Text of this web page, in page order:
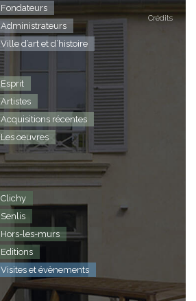
Crédits
Fondateurs
Administrateurs
Ville d’art et d’histoire
Esprit
Artistes
Acquisitions récentes
Les oeuvres
Clichy
Senlis
Hors-les-murs
Editions
Visites et évènements